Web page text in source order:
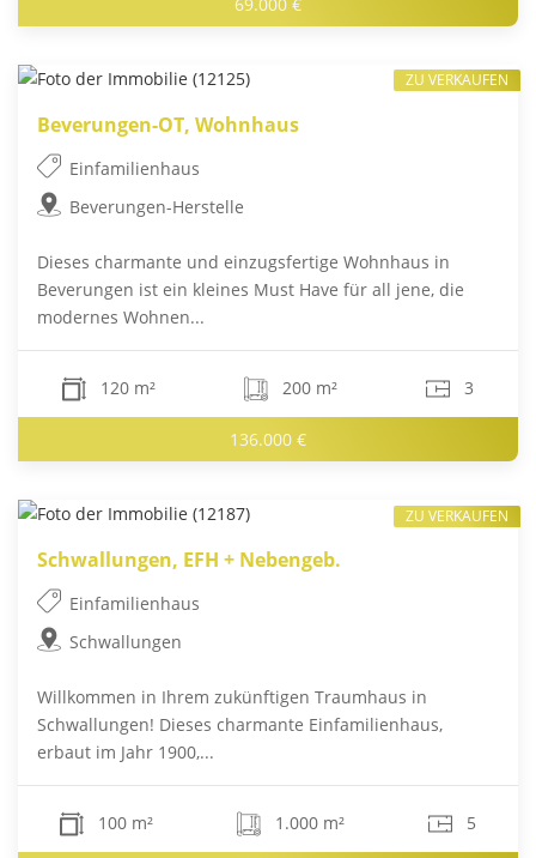
Beverungen-OT, Wohnhaus
Einfamilienhaus
Beverungen-Herstelle
Dieses charmante und einzugsfertige Wohnhaus in
Beverungen ist ein kleines Must Have für all jene, die
modernes Wohnen...
120 m² 200 m² 3
136.000 €
ZU VERKAUFEN
Schwallungen, EFH + Nebengeb.
Einfamilienhaus
Schwallungen
Willkommen in Ihrem zukünftigen Traumhaus in
Schwallungen! Dieses charmante Einfamilienhaus,
erbaut im Jahr 1900,...
100 m² 1.000 m² 5
ZU VERKAUFEN